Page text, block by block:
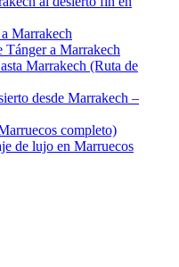
Marrakech
a Marrakech
Marrakech (Ruta de
desde Marrakech –
completo)
de lujo en Marruecos